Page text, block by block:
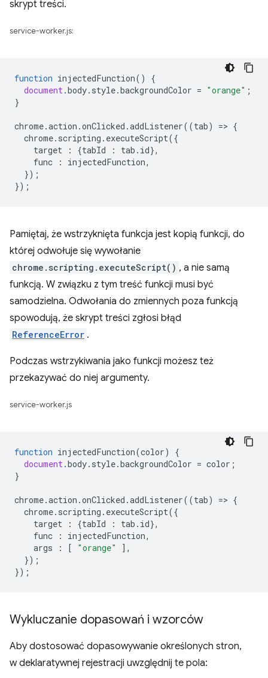
skrypt treści.
service-worker.js:
function injectedFunction()
{
document.body. style.backgroundColor = "orange" ;
}
chrome.action .onClicked .addListener((tab) => {
chrome. scripting . executeScript({
target
: {tabId : tab . id},
func
: injectedFunction,
});
});
Pamiętaj, że wstrzyknięta funkcja jest kopią funkcji, do
której odwołuje się wywołanie
chrome.scripting.executeScript() , a nie samą
funkcją. W związku z tym treść funkcji musi być
samodzielna. Odwołania do zmiennych poza funkcją
spowodują, że skrypt treści zgłosi błąd
ReferenceError .
Podczas wstrzykiwania jako funkcji możesz też
przekazywać do niej argumenty.
service-worker.js
function injectedFunction(color)
{
document.body. style.backgroundColor = color ;
}
chrome.action .onClicked .addListener((tab) => {
chrome. scripting . executeScript({
target
: {tabId : tab . id},
func
: injectedFunction,
args
: [ "orange"
],
});
});
Wykluczanie dopasowań i wzorców
Aby dostosować dopasowywanie określonych stron,
w deklaratywnej rejestracji uwzględnij te pola: